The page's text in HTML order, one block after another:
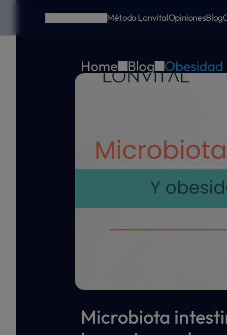
Método LonvitalOpinionesBlog
Home Blog Obesidad
Obesidad
Microbiota